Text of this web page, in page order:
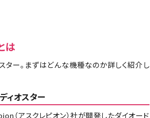
は
ター。まずはどんな機種なのか詳しく紹介し
ィオスター
（アスクレピオン）社が開発したダイオード